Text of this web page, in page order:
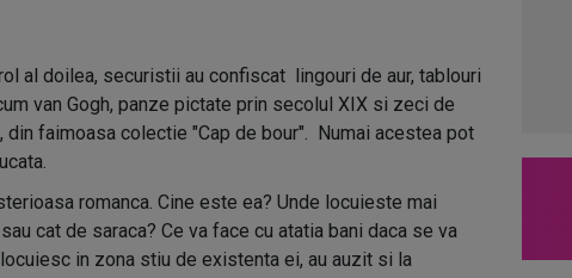
al doilea, securistii au confiscat lingouri de aur, tablouri
van Gogh, panze pictate prin secolul XIX si zeci de
faimoasa colectie "Cap de bour". Numai acestea pot
romanca. Cine este ea? Unde locuieste mai
cat de saraca? Ce va face cu atatia bani daca se va
in zona stiu de existenta ei, au auzit si la